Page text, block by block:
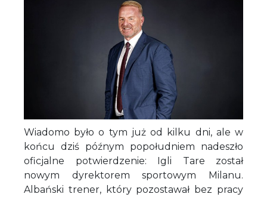
Wiadomo było o tym już od kilku dni, ale w
końcu dziś późnym popołudniem nadeszło
oficjalne potwierdzenie: Igli Tare został
nowym dyrektorem sportowym Milanu.
Albański trener, który pozostawał bez pracy